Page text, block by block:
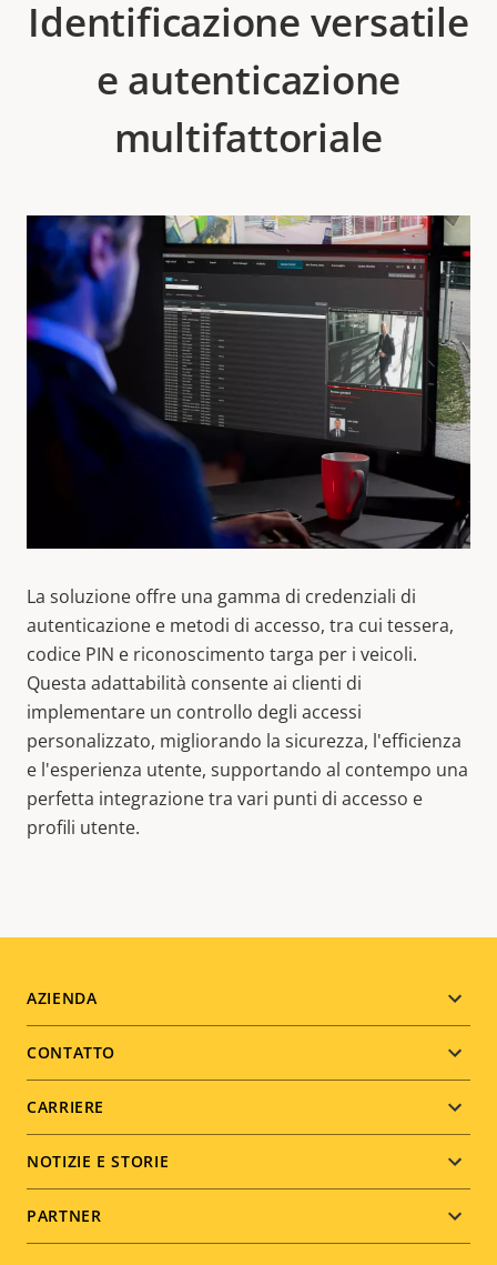
Identificazione versatile
e autenticazione
multifattoriale
La soluzione offre una gamma di credenziali di
autenticazione e metodi di accesso, tra cui tessera,
codice PIN e riconoscimento targa per i veicoli.
Questa adattabilità consente ai clienti di
implementare un controllo degli accessi
personalizzato, migliorando la sicurezza, l'efficienza
e l'esperienza utente, supportando al contempo una
perfetta integrazione tra vari punti di accesso e
profili utente.
Footer
menu
AZIENDA
CONTATTO
CARRIERE
NOTIZIE E STORIE
PARTNER